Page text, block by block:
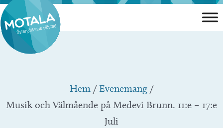
Hoppa
till
innehåll
Hem /Evenemang /
Musik och Välmående på Medevi Brunn. 11:e – 17:e
Juli